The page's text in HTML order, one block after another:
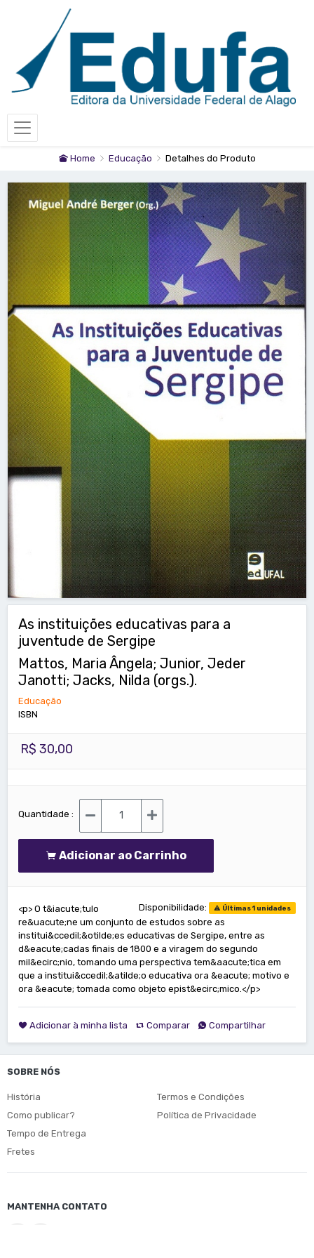
Home Educação Detalhes do Produto
As instituições educativas para a
juventude de Sergipe
Mattos, Maria Ângela; Junior, Jeder
Janotti; Jacks, Nilda (orgs.).
Educação
ISBN
R$ 30,00
Quantidade :
Adicionar ao Carrinho
Disponibilidade: Últimas 1 unidades
<p> O t&iacute;tulo
re&uacute;ne um conjunto de estudos sobre as
institui&ccedil;&otilde;es educativas de Sergipe, entre as
d&eacute;cadas finais de 1800 e a viragem do segundo
mil&ecirc;nio, tomando uma perspectiva tem&aacute;tica em
que a institui&ccedil;&atilde;o educativa ora &eacute; motivo e
ora &eacute; tomada como objeto epist&ecirc;mico.</p>
Adicionar à minha lista Comparar Compartilhar
SOBRE NÓS
História
Como publicar?
Tempo de Entrega
Fretes
Termos e Condições
Política de Privacidade
MANTENHA CONTATO